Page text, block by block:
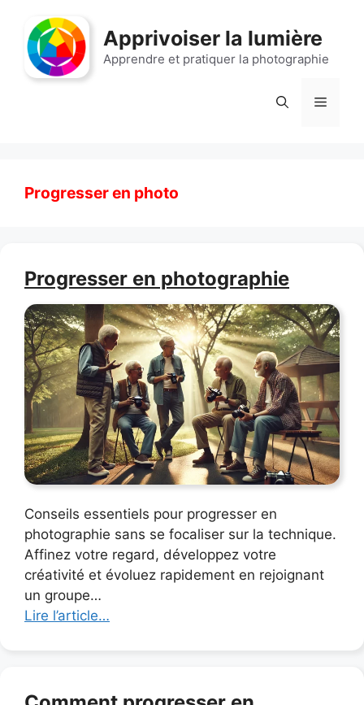
contenu
Apprivoiser la lumière
Apprendre et pratiquer la photographie
Menu
Progresser en photo
Progresser en photographie
Conseils essentiels pour progresser en
photographie sans se focaliser sur la technique.
Affinez votre regard, développez votre
créativité et évoluez rapidement en rejoignant
un groupe…
Lire l’article…